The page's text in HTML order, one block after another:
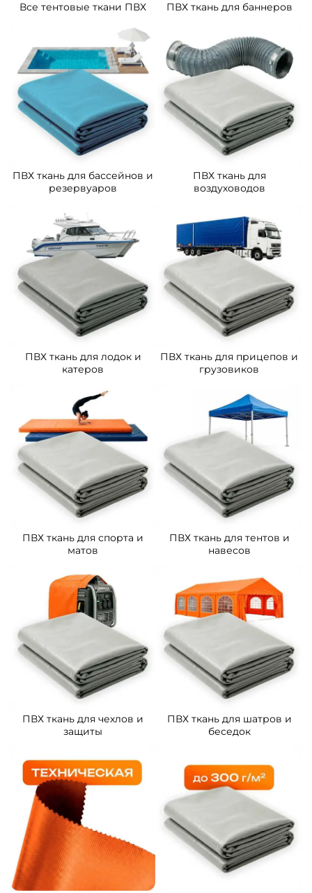
Все тентовые ткани ПВХ ПВХ ткань для баннеров
ПВХ ткань для бассейнов и
резервуаров
ПВХ ткань для
воздуховодов
ПВХ ткань для лодок и
катеров
ПВХ ткань для прицепов и
грузовиков
ПВХ ткань для спорта и
матов
ПВХ ткань для тентов и
навесов
ПВХ ткань для чехлов и
защиты
ПВХ ткань для шатров и
беседок